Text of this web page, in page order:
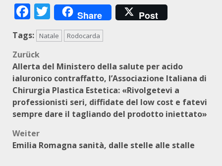
Facebook
Twitter
Share Post
Tags: Natale Rodocarda
Beitragsnavigation
Zurück
Allerta del Ministero della salute per acido
ialuronico contraffatto, l’Associazione Italiana di
Chirurgia Plastica Estetica: «Rivolgetevi a
professionisti seri, diffidate del low cost e fatevi
sempre dare il tagliando del prodotto iniettato»
Weiter
Emilia Romagna sanità, dalle stelle alle stalle